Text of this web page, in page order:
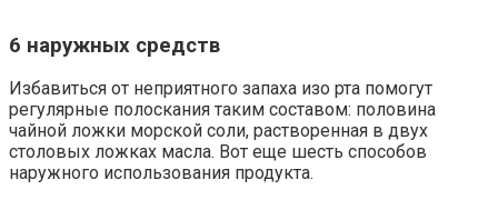
6 наружных средств
Избавиться от неприятного запаха изо рта помогут
регулярные полоскания таким составом: половина
чайной ложки морской соли, растворенная в двух
столовых ложках масла. Вот еще шесть способов
наружного использования продукта.